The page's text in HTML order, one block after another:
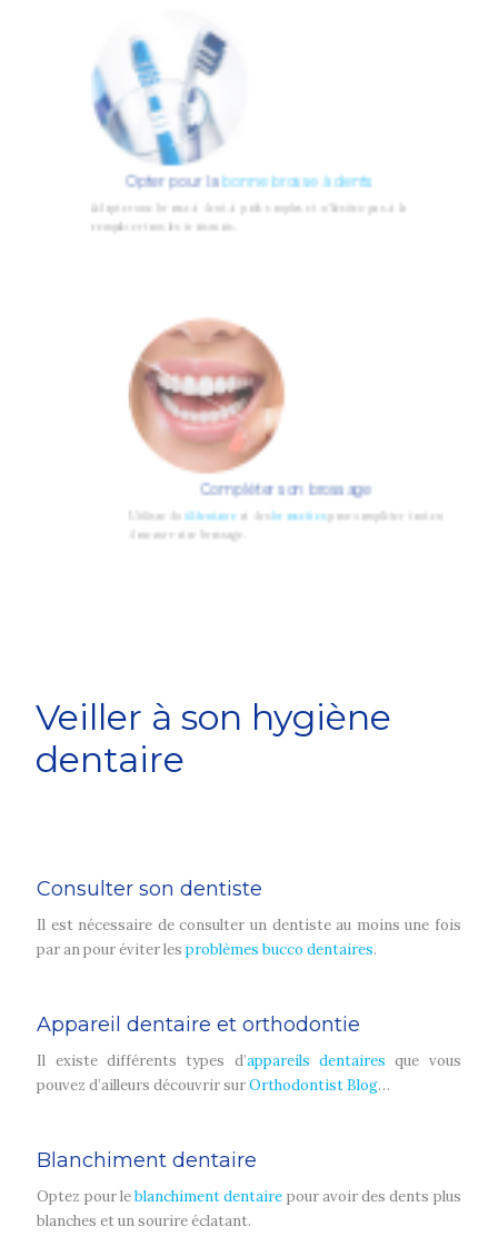
Opter pour labonne brosse à dents
Adopter une brosse à dent à poils souples et n’hésitez pas à la
Compléter son brossage
Veiller à son hygiène
dentaire
Consulter son dentiste
Il est nécessaire de consulter un dentiste au moins une fois
par an pour éviter lesproblèmes bucco dentaires.
Appareil dentaire et orthodontie
Il existe différents types d’appareils dentaires que vous
pouvez d’ailleurs découvrir surOrthodontist Blog…
Blanchiment dentaire
Optez pour leblanchiment dentaire pour avoir des dents plus
blanches et un sourire éclatant.